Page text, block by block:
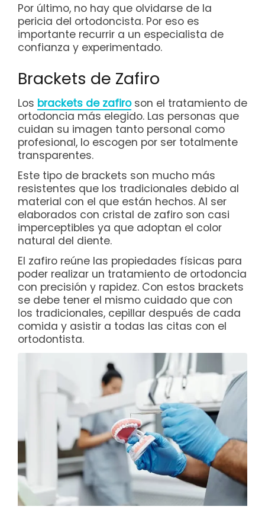
Por último, no hay que olvidarse de la
pericia del ortodoncista. Por eso es
importante recurrir a un especialista de
confianza y experimentado.
Brackets de Zafiro
Los brackets de zafiroson el tratamiento de
ortodoncia más elegido. Las personas que
cuidan su imagen tanto personal como
profesional, lo escogen por ser totalmente
transparentes.
Este tipo de brackets son mucho más
resistentes que los tradicionales debido al
material con el que están hechos. Al ser
elaborados con cristal de zafiro son casi
imperceptibles ya que adoptan el color
natural del diente.
El zafiro reúne las propiedades físicas para
poder realizar un tratamiento de ortodoncia
con precisión y rapidez. Con estos brackets
se debe tener el mismo cuidado que con
los tradicionales, cepillar después de cada
comida y asistir a todas las citas con el
ortodontista.